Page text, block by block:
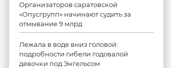
Организаторов саратовской
«Опусгрупп» начинают судить за
отмывание 9 млрд
Лежала в воде вниз головой:
подробности гибели годовалой
девочки под Энгельсом